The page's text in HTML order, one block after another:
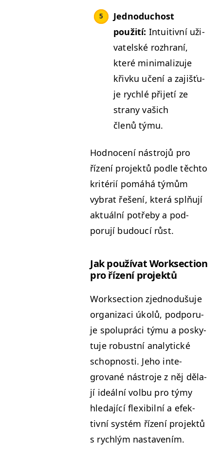
Jednodu­chost
použití: Intu­itivní uži­
va­tel­ské rozhraní,
které min­i­mal­izu­je
křivku učení a zajišťu­
je rych­lé při­jetí ze
strany vašich
členů týmu.
Hod­no­cení nástro­jů pro
řízení pro­jek­tů podle těch­to
kritérií pomáhá týmům
vybrat řešení, která splňu­jí
aktuál­ní potře­by a pod­
poru­jí budoucí růst.
Jak použí­vat Work­sec­tion
pro řízení projektů
Work­sec­tion zjednodušu­je
orga­ni­zaci úkolů, pod­poru­
je spoluprá­ci týmu a posky­
tu­je robust­ní ana­lyt­ické
schop­nos­ti. Jeho inte­
grované nástro­je z něj děla­
jí ideál­ní vol­bu pro týmy
hleda­jící flex­i­bil­ní a efek­
tivní sys­tém řízení pro­jek­tů
s rych­lým nastavením.